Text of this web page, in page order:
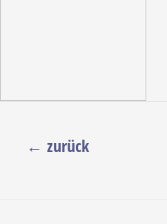
Beitragsnavigation
← zurück